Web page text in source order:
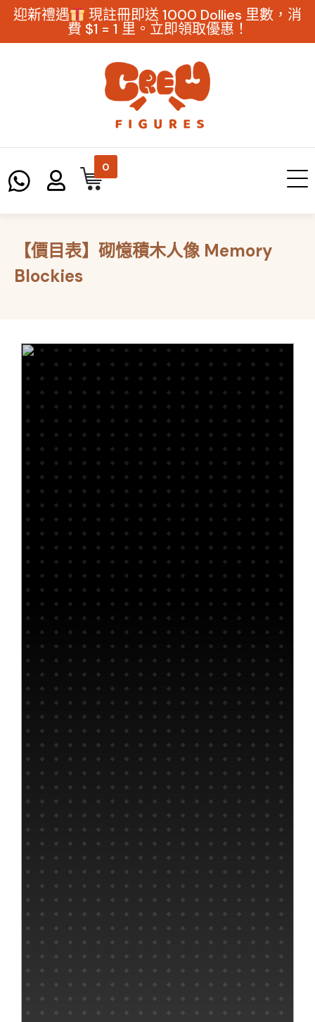
迎新禮遇 現註冊即送 1000 Dollies 里數，消
費 $1 = 1 里。立即領取優惠！
0
【價目表】砌憶積木人像 Memory
Blockies